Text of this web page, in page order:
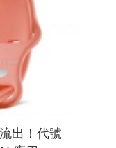
出！代號